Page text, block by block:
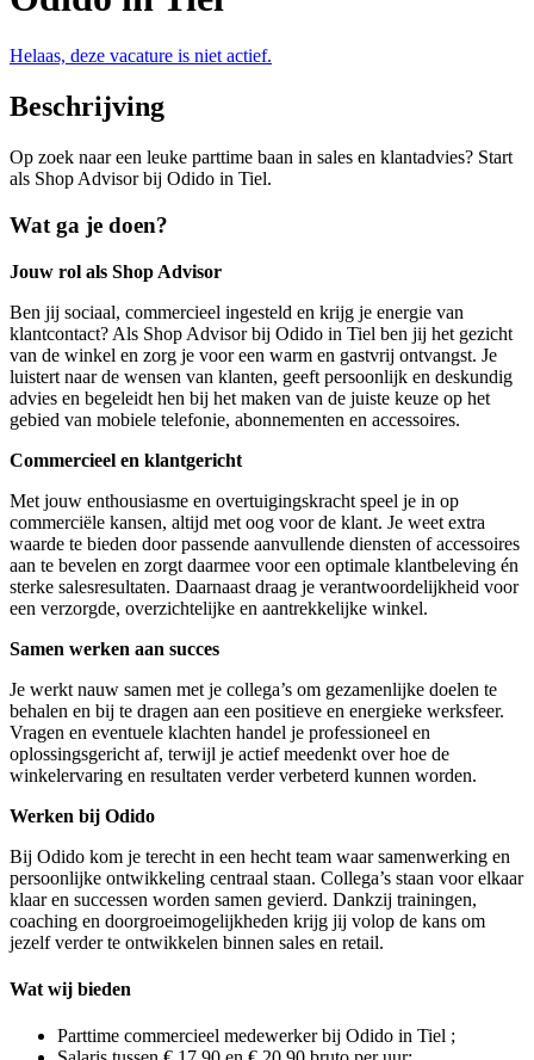
Helaas, deze vacature is niet actief.
Beschrijving
Op zoek naar een leuke parttime baan in sales en klantadvies? Start
als Shop Advisor bij Odido in Tiel.
Wat ga je doen?
Jouw rol als Shop Advisor
Ben jij sociaal, commercieel ingesteld en krijg je energie van
klantcontact? Als Shop Advisor bij Odido in Tiel ben jij het gezicht
van de winkel en zorg je voor een warm en gastvrij ontvangst. Je
luistert naar de wensen van klanten, geeft persoonlijk en deskundig
advies en begeleidt hen bij het maken van de juiste keuze op het
gebied van mobiele telefonie, abonnementen en accessoires.
Commercieel en klantgericht
Met jouw enthousiasme en overtuigingskracht speel je in op
commerciële kansen, altijd met oog voor de klant. Je weet extra
waarde te bieden door passende aanvullende diensten of accessoires
aan te bevelen en zorgt daarmee voor een optimale klantbeleving én
sterke salesresultaten. Daarnaast draag je verantwoordelijkheid voor
een verzorgde, overzichtelijke en aantrekkelijke winkel.
Samen werken aan succes
Je werkt nauw samen met je collega’s om gezamenlijke doelen te
behalen en bij te dragen aan een positieve en energieke werksfeer.
Vragen en eventuele klachten handel je professioneel en
oplossingsgericht af, terwijl je actief meedenkt over hoe de
winkelervaring en resultaten verder verbeterd kunnen worden.
Werken bij Odido
Bij Odido kom je terecht in een hecht team waar samenwerking en
persoonlijke ontwikkeling centraal staan. Collega’s staan voor elkaar
klaar en successen worden samen gevierd. Dankzij trainingen,
coaching en doorgroeimogelijkheden krijg jij volop de kans om
jezelf verder te ontwikkelen binnen sales en retail.
Wat wij bieden
Parttime commercieel medewerker bij Odido in Tiel ;